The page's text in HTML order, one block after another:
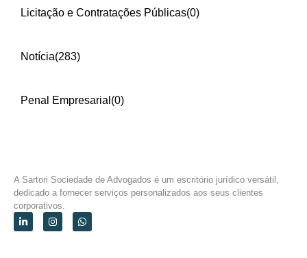
Licitação e Contratações Públicas(0)
Notícia(283)
Penal Empresarial (0)
A Sartori Sociedade de Advogados é um escritório jurídico versátil,
dedicado a fornecer serviços personalizados aos seus clientes
corporativos.